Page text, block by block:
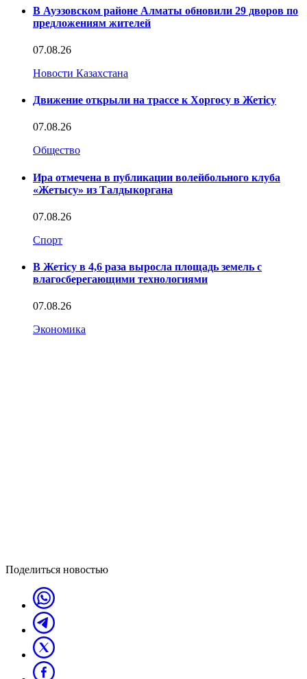
В Ауэзовском районе Алматы обновили 29 дворов по
предложениям жителей
07.08.26
Новости Казахстана
Движение открыли на трассе к Хоргосу в Жетісу
07.08.26
Общество
Ира отмечена в публикации волейбольного клуба
«Жетысу» из Талдыкоргана
07.08.26
Спорт
В Жетісу в 4,6 раза выросла площадь земель с
влагосберегающими технологиями
07.08.26
Экономика
Поделиться новостью